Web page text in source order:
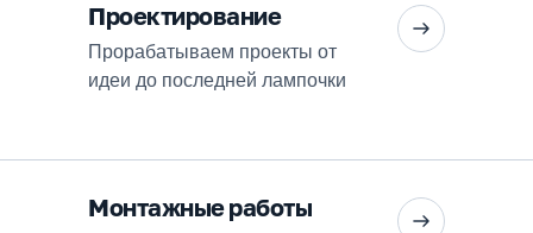
Прорабатываем проекты от
идеи до последней лампочки
Проектирование
Монтажные работы